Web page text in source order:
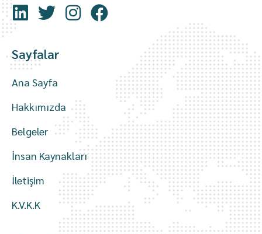
Sayfalar
Ana Sayfa
Hakkımızda
Belgeler
İnsan Kaynakları
İletişim
K.V.K.K